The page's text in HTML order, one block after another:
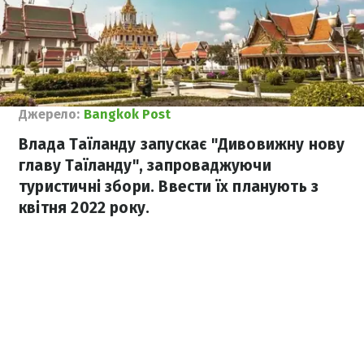
Джерело: Bangkok Post
Влада Таїланду запускає "Дивовижну нову
главу Таїланду", запроваджуючи
туристичні збори. Ввести їх планують з
квітня 2022 року.